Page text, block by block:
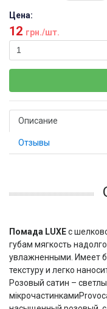
Цена:
12 грн./шт.
Описание
Отзывы
Помада LUXEс
губам мягкость
увлажненными. Имеет
текстуру и легко
Розовый сатин –